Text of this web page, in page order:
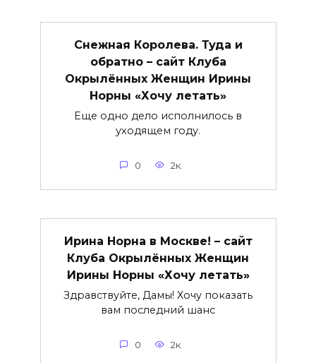
Снежная Королева. Туда и
обратно – сайт Клуба
Окрылённых Женщин Ирины
Норны «Хочу летать»
Еще одно дело исполнилось в
уходящем году.
0 2к.
Ирина Норна в Москве! – сайт
Клуба Окрылённых Женщин
Ирины Норны «Хочу летать»
Здравствуйте, Дамы! Хочу показать
вам последний шанс
0 2к.